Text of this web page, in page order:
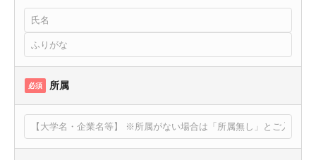
必須 所属